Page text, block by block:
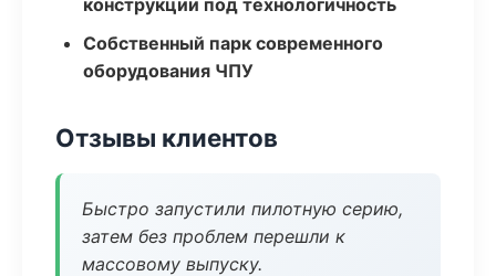
конструкции под технологичность
Собственный парк современного
оборудования ЧПУ
Отзывы клиентов
Быстро запустили пилотную серию,
затем без проблем перешли к
массовому выпуску.